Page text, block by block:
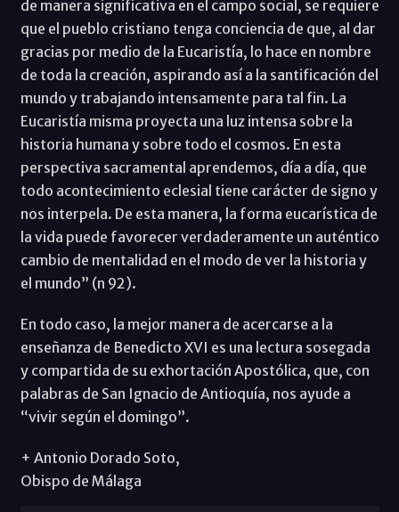
de manera significativa en el campo social, se requiere
que el pueblo cristiano tenga conciencia de que, al dar
gracias por medio de la Eucaristía, lo hace en nombre
de toda la creación, aspirando así a la santificación del
mundo y trabajando intensamente para tal fin. La
Eucaristía misma proyecta una luz intensa sobre la
historia humana y sobre todo el cosmos. En esta
perspectiva sacramental aprendemos, día a día, que
todo acontecimiento eclesial tiene carácter de signo y
nos interpela. De esta manera, la forma eucarística de
la vida puede favorecer verdaderamente un auténtico
cambio de mentalidad en el modo de ver la historia y
el mundo” (n 92).
En todo caso, la mejor manera de acercarse a la
enseñanza de Benedicto XVI es una lectura sosegada
y compartida de su exhortación Apostólica, que, con
palabras de San Ignacio de Antioquía, nos ayude a
“vivir según el domingo”.
+ Antonio Dorado Soto,
Obispo de Málaga